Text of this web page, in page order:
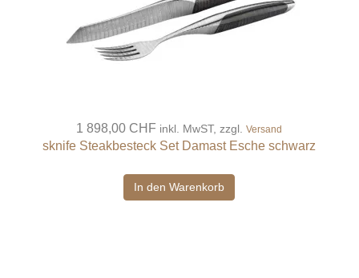
1 898,00 CHF inkl. MwST, zzgl.Versand
sknife Steakbesteck Set Damast Esche schwarz
In den Warenkorb